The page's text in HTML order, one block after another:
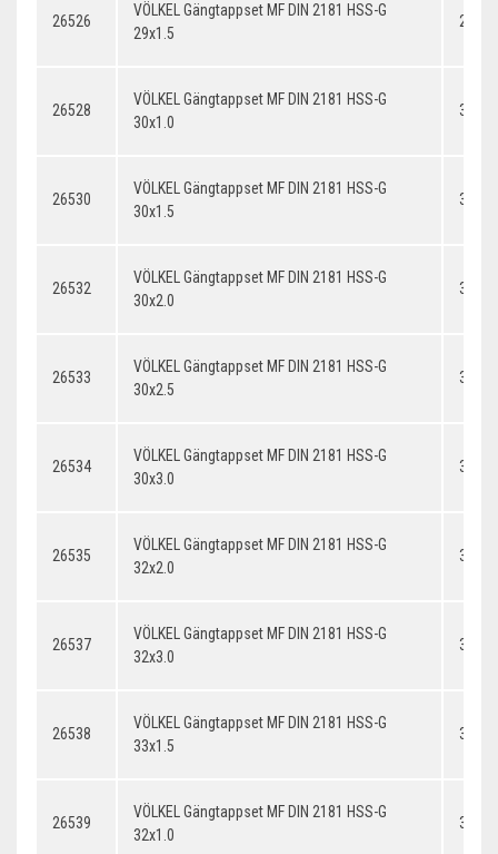
26526
VÖLKEL Gängtappset MF DIN 2181 HSS-G
29x1.5
26528
VÖLKEL Gängtappset MF DIN 2181 HSS-G
30x1.0
26530
VÖLKEL Gängtappset MF DIN 2181 HSS-G
30x1.5
26532
VÖLKEL Gängtappset MF DIN 2181 HSS-G
30x2.0
26533
VÖLKEL Gängtappset MF DIN 2181 HSS-G
30x2.5
26534
VÖLKEL Gängtappset MF DIN 2181 HSS-G
30x3.0
26535
VÖLKEL Gängtappset MF DIN 2181 HSS-G
32x2.0
26537
VÖLKEL Gängtappset MF DIN 2181 HSS-G
32x3.0
26538
VÖLKEL Gängtappset MF DIN 2181 HSS-G
33x1.5
26539
VÖLKEL Gängtappset MF DIN 2181 HSS-G
32x1.0